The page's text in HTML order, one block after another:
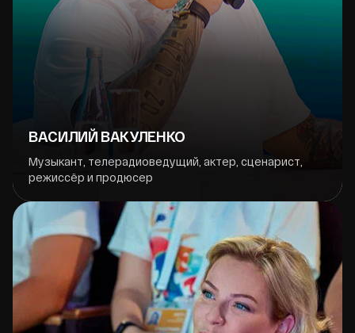
ВАСИЛИЙ ВАКУЛЕНКО
Музыкант, телерадиоведущий, актер, сценарист,
режиссёр и продюсер